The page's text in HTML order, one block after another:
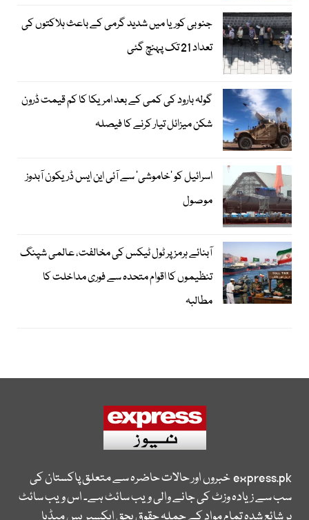
جنوبی کوریا میں شدید گرمی کے باعث ہلاکتوں کی
تعداد 21 تک پہنچ گئی
گولہ بارود کی کمی کے بعد امریکا کا کم قیمت ڈرون
شکن میزائل تیار کرنے کا فیصلہ
اسرائیل کو ’خاموشی‘ سے آئی این ایس ڈریکون آبدوز
موصول
آبنائے ہرمز پر ٹول ٹیکس کی مخالفت، عالمی شپنگ
تنظیموں کا اقوام متحدہ سے فوری مداخلت کا
مطالبہ
express.pkخبروں اور حالات حاضرہ سے متعلق پاکستان کی
سب سے زیادہ وزٹ کی جانے والی ویب سائٹ ہے۔ اس ویب سائٹ